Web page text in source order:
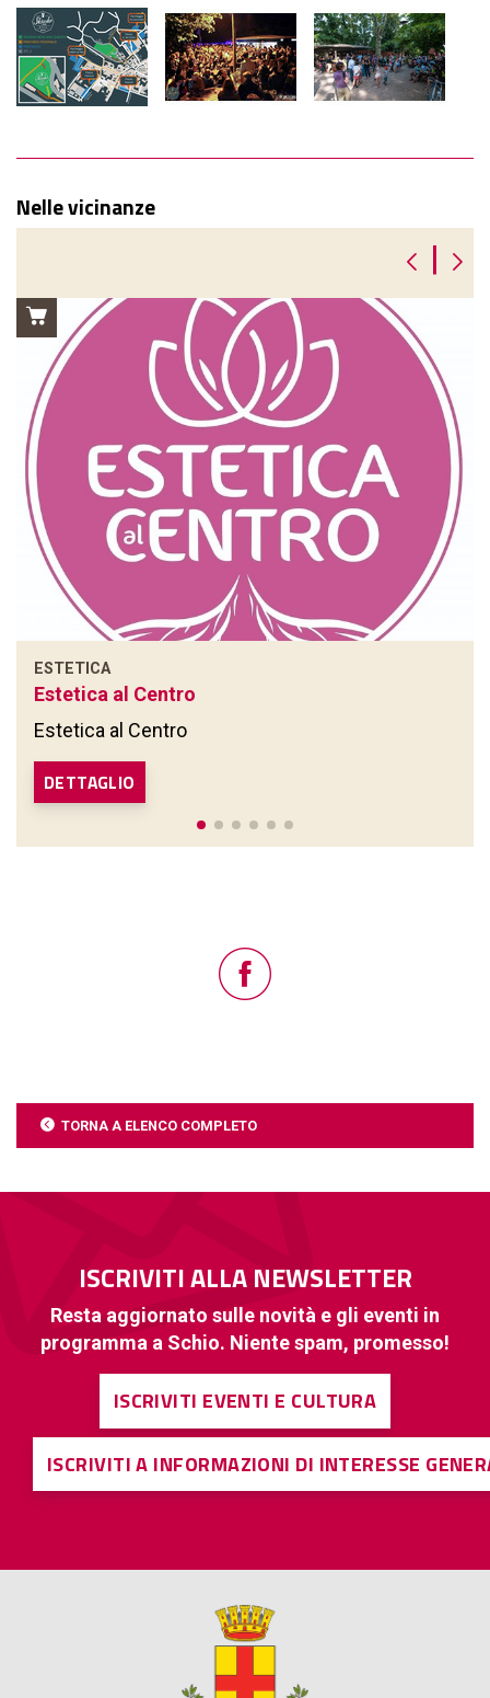
Nelle vicinanze
ESTETICA
Estetica al Centro
Estetica al Centro
DETTAGLIO
|
TORNA A ELENCO COMPLETO
ISCRIVITI ALLA NEWSLETTER
Resta aggiornato sulle novità e gli eventi in
programma a Schio. Niente spam, promesso!
ISCRIVITI EVENTI E CULTURA
ISCRIVITI A INFORMAZIONI DI INTERESSE